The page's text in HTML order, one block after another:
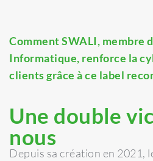
Comment SWALI, membre
Informatique, renforce la
clients grâce à ce label
Une double
nous
Depuis sa création en 2021,